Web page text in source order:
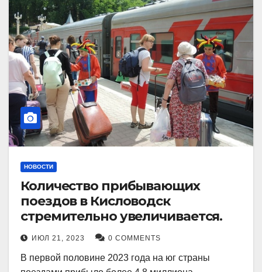
НОВОСТИ
Количество прибывающих
поездов в Кисловодск
стремительно увеличивается.
ИЮЛ 21, 2023 0 COMMENTS
В первой половине 2023 года на юг страны